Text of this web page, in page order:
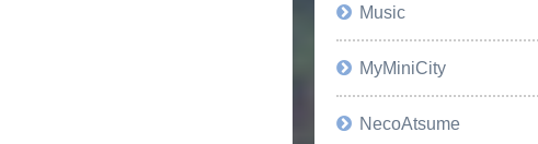
Music
MyMiniCity
NecoAtsume